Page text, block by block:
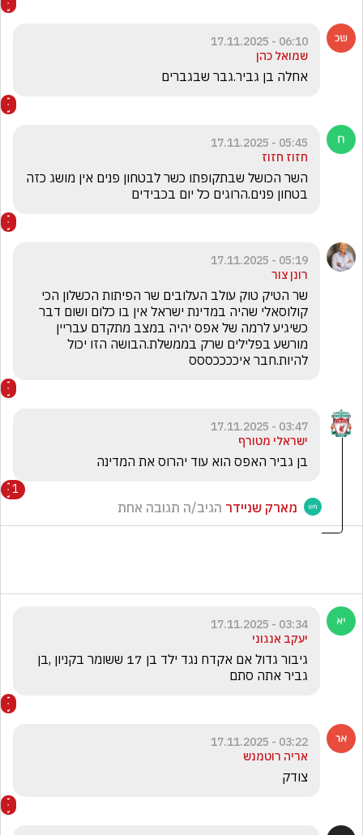
06:10 - 17.11.2025
שמואל כהן
אחלה בן גביר.גבר שבגברים
05:45 - 17.11.2025
חזוז חזוז
בטחון פנים.הרוגים כל יום בכבידים
05:19 - 17.11.2025
רונן צור
להיות.חבר איככככססס
03:47 - 17.11.2025
ישראלי מטורף
בן גביר האפס הוא עוד יהרוס את המדינה
1
מארק שניידר הגיב/ה תגובה אחת
03:34 - 17.11.2025
יעקב אנגוני
גביר אתה סתם
03:22 - 17.11.2025
אריה רוטמנש
צודק